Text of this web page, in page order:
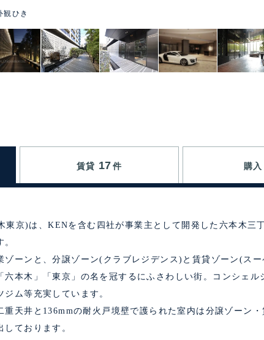
観ひき
賃貸 17 件 購入
京)は、KENを含む四社が事業主として開発した六本木三
ゾーンと、分譲ゾーン(クラブレジデンス)と賃貸ゾーン(ス
六本木」「東京」の名を冠するにふさわしい街。コンシェル
ム等充実しています。
天井と136mmの耐火戸境壁で護られた室内は分譲ゾーン
ております。